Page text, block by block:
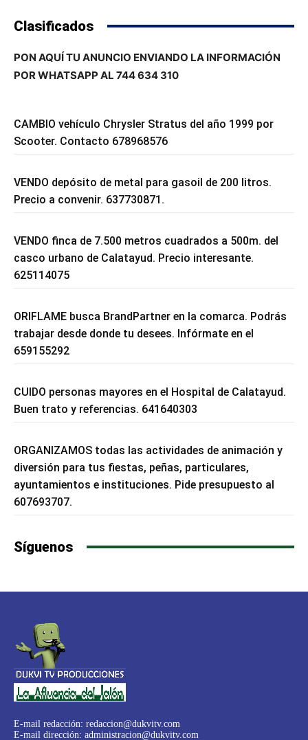
Clasificados
PON AQUÍ TU ANUNCIO ENVIANDO LA INFORMACIÓN
POR WHATSAPP AL 744 634 310
CAMBIO vehículo Chrysler Stratus del año 1999 por
Scooter. Contacto 678968576
VENDO depósito de metal para gasoil de 200 litros.
Precio a convenir. 637730871.
VENDO finca de 7.500 metros cuadrados a 500m. del
casco urbano de Calatayud. Precio interesante.
625114075
ORIFLAME busca BrandPartner en la comarca. Podrás
trabajar desde donde tu desees. Infórmate en el
659155292
CUIDO personas mayores en el Hospital de Calatayud.
Buen trato y referencias. 641640303
ORGANIZAMOS todas las actividades de animación y
diversión para tus fiestas, peñas, particulares,
ayuntamientos e instituciones. Pide presupuesto al
607693707.
Síguenos
E-mail redacción: redaccion@dukvitv.com
E-mail dirección: administracion@dukvitv.com